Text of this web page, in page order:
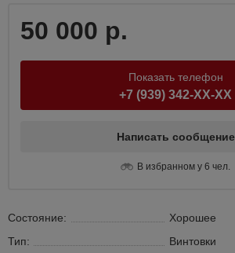
50 000 р.
Показать телефон
+7 (939) 342-XX-XX
Написать сообщение
В избранном у 6 чел.
Состояние:
Хорошее
Тип:
Винтовки